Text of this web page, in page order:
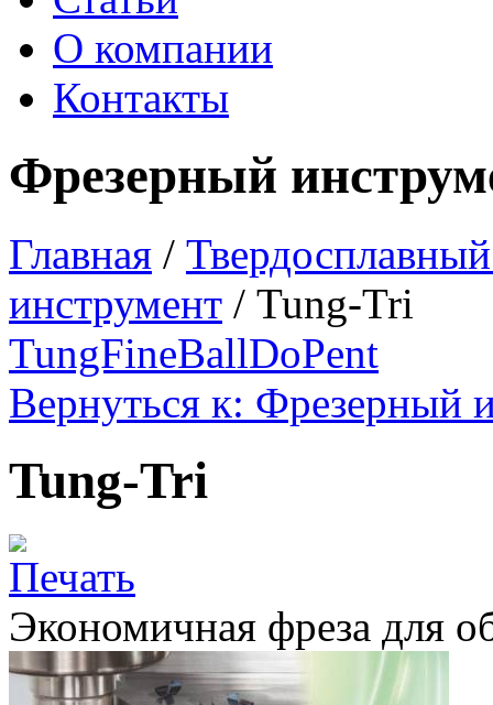
О компании
Контакты
Фрезерный
Главная /
инструмент / Tung-Tri
TungFineBallDoPent
Вернуться к: Фрезерный
Tung-Tri
Экономичная фреза для